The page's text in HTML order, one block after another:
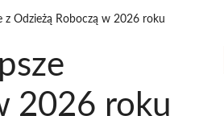
Odzieżą Roboczą w 2026 roku
2026 roku